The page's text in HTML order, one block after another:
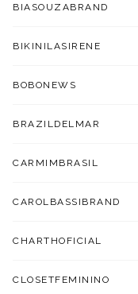
BIASOUZABRAND
BIKINILASIRENE
BOBONEWS
BRAZILDELMAR
CARMIMBRASIL
CAROLBASSIBRAND
CHARTHOFICIAL
CLOSETFEMININO